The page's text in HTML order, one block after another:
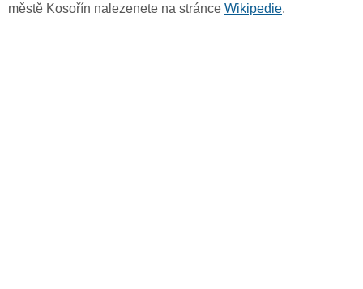
městě Kosořín nalezenete na stránce Wikipedie.